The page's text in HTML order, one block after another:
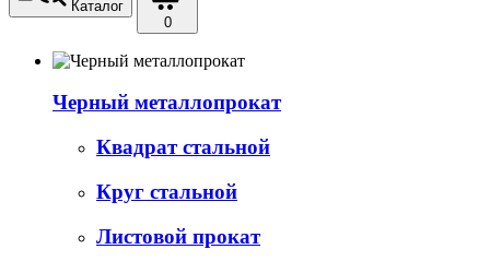
Каталог
0
Черный металлопрокат
Квадрат стальной
Круг стальной
Листовой прокат